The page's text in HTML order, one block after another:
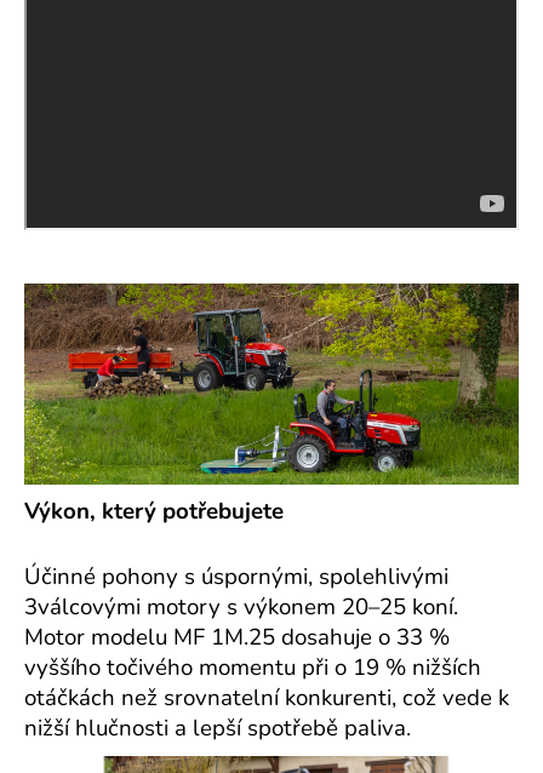
Výkon, který potřebujete
Účinné pohony s úspornými, spolehlivými
3válcovými motory s výkonem 20–25 koní.
Motor modelu MF 1M.25 dosahuje o 33 %
vyššího točivého momentu při o 19 % nižších
otáčkách než srovnatelní konkurenti, což vede k
nižší hlučnosti a lepší spotřebě paliva.